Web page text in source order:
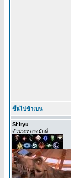
ขึ้นไปข้างบน
Shiryu
ตัวประหลาดยักษ์